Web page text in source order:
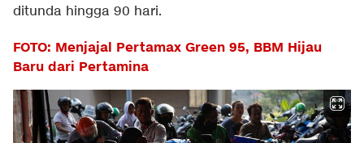
ditunda hingga 90 hari.
FOTO: Menjajal Pertamax Green 95, BBM Hijau
Baru dari Pertamina